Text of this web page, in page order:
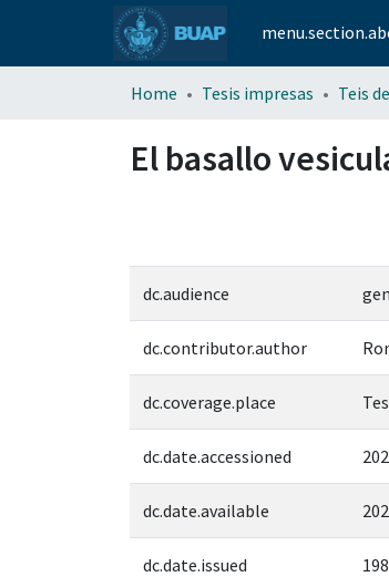
Home Tesis impresas Teis
El basallo
dc.audience
dc.contributor.author
dc.coverage.place
dc.date.accessioned
dc.date.available
dc.date.issued